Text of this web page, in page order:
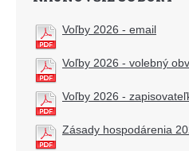
Voľby 2026 - email
Voľby 2026 - volebný
Voľby 2026 -
Zásady hospodárenia